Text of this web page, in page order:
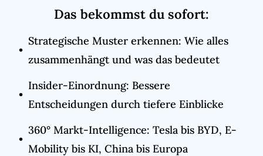
Das bekommst du sofort:
Strategische Muster erkennen: Wie alles
zusammenhängt und was das bedeutet
Insider-Einordnung: Bessere
Entscheidungen durch tiefere Einblicke
360° Markt-Intelligence: Tesla bis BYD, E-
Mobility bis KI, China bis Europa